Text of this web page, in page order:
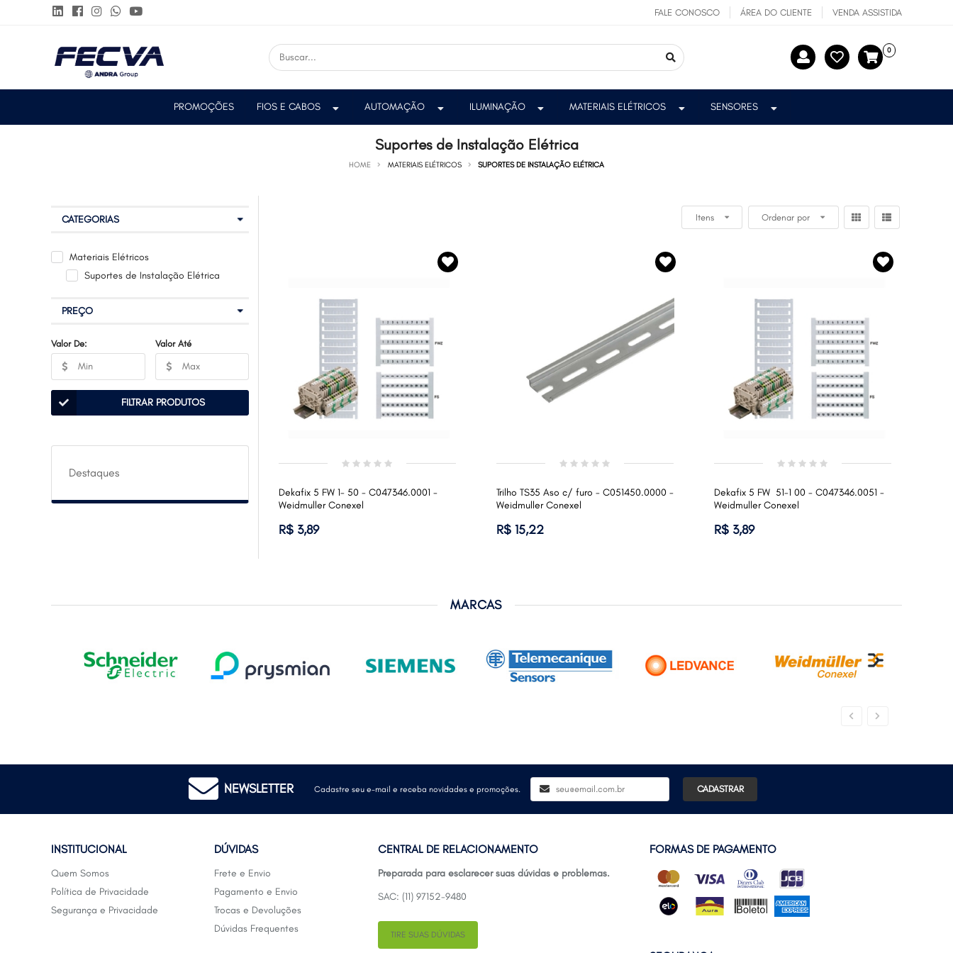
FALE CONOSCO ÁREA DO CLIENTE VENDA ASSISTIDA
0
PROMOÇÕES FIOS E CABOS AUTOMAÇÃO ILUMINAÇÃO MATERIAIS ELÉTRICOS SENSORES
Suportes de Instalação Elétrica
HOME MATERIAIS ELÉTRICOS SUPORTES DE INSTALAÇÃO ELÉTRICA
CATEGORIAS
Materiais Elétricos
Suportes de Instalação Elétrica
PREÇO
Valor De: Valor Até
FILTRAR PRODUTOS
Destaques
Itens Ordenar por
Dekafix 5 FW 1- 50 - C047346.0001 -
Weidmuller Conexel
R$ 3,89
Trilho TS35 Aso c/ furo - C051450.0000 -
Weidmuller Conexel
R$ 15,22
Dekafix 5 FW 51-1 00 - C047346.0051 -
Weidmuller Conexel
R$ 3,89
MARCAS
NEWSLETTER Cadastre seu e-mail e receba novidades e promoções. CADASTRAR
INSTITUCIONAL
Quem Somos
Política de Privacidade
Segurança e Privacidade
DÚVIDAS
Frete e Envio
Pagamento e Envio
Trocas e Devoluções
Dúvidas Frequentes
CENTRAL DE RELACIONAMENTO
Preparada para esclarecer suas dúvidas e problemas.
SAC: (11) 97152-9480
TIRE SUAS DÚVIDAS
FORMAS DE PAGAMENTO